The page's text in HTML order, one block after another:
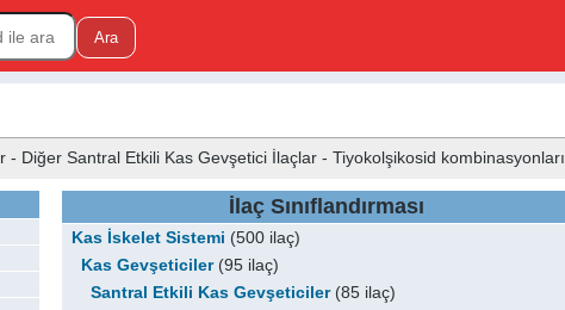
Diğer Santral Etkili Kas Gevşetici İlaçlar - Tiyokolşikosid kombinasyonları
İlaç Sınıflandırması
Kas İskelet Sistemi (500 ilaç)
Kas Gevşeticiler(95 ilaç)
Santral Etkili Kas Gevşeticiler(85 ilaç)